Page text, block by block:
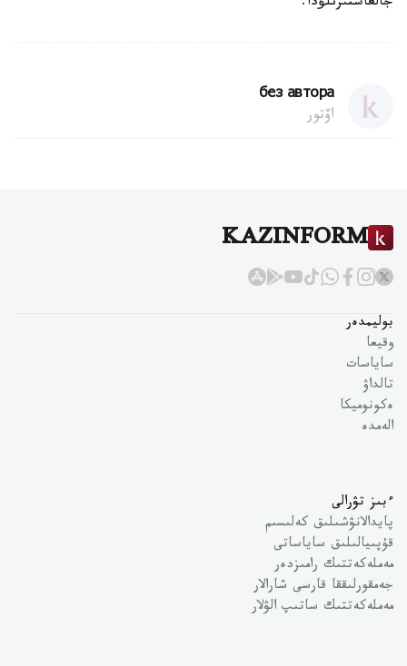
без автора
اۆتور
KAZINFORM
بوليمدەر
وقيعا
ساياسات
تالداۋ
ەكونوميكا
الەمدە
ءبىز تۋرالى
پايدالانۋشىلىق كەلىسىم
قۇپىيالىلىق ساياساتى
مەملەكەتتىك رامىزدەر
جەمقورلىققا قارسى شارالار
مەملەكەتتىك ساتىپ الۋلار